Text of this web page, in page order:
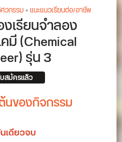
วกรรม•แนะแนวเรียนต่อ/อาชีพ
เรียนจำลอง
มี (Chemical
รุ่น 3
สมัครแล้ว
นของกิจกรรม
เดียวจบ